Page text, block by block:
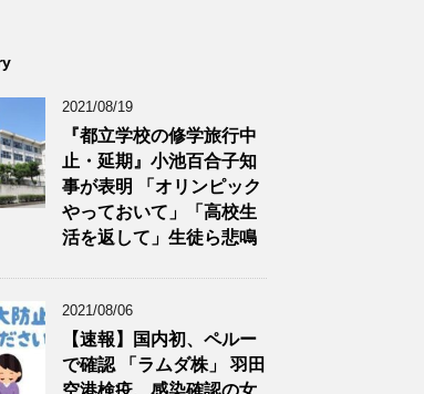
2021/08/19
『都立学校の修学旅行中
止・延期』小池百合子知
事が表明 「オリンピック
やっておいて」「高校生
活を返して」生徒ら悲鳴
2021/08/06
【速報】国内初、ペルー
で確認 「ラムダ株」 羽田
空港検疫、感染確認の女